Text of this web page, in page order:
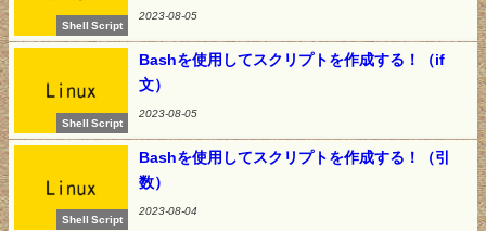
Shell Script
2023-08-05
Shell Script
Bashを使用してスクリプトを作成する！（if
文）
2023-08-05
Shell Script
Bashを使用してスクリプトを作成する！（引
数）
2023-08-04